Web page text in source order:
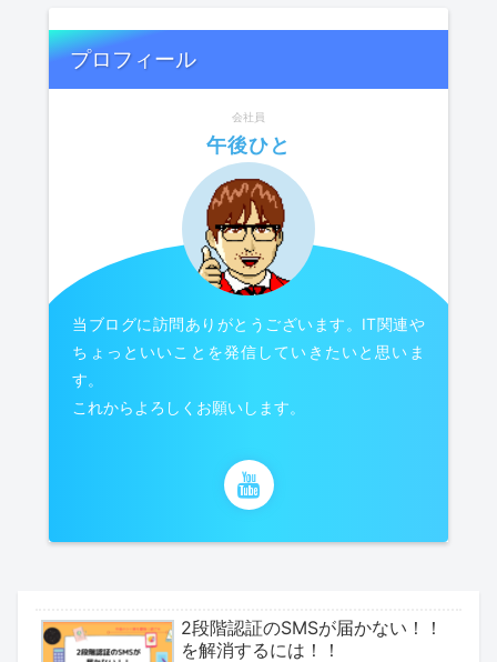
プロフィール
会社員
午後ひと
当ブログに訪問ありがとうございます。IT関連や
ちょっといいことを発信していきたいと思いま
す。
これからよろしくお願いします。
2段階認証のSMSが届かない！！
を解消するには！！